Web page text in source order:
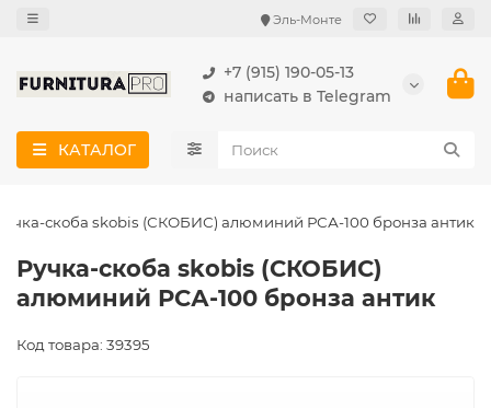
Эль-Монте
+7 (915) 190-05-13
написать в Telegram
КАТАЛОГ
скоба skobis (СКОБИС) алюминий РСА-100 бронза антик
Ручка-скоба skobis (СКОБИС)
алюминий РСА-100 бронза антик
Код товара: 39395